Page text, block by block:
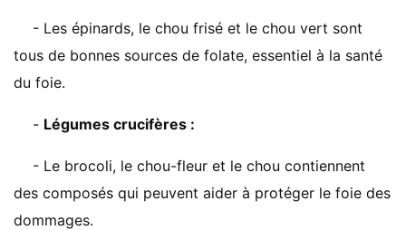
- Les épinards, le chou frisé et le chou vert sont
tous de bonnes sources de folate, essentiel à la santé
du foie.
- Légumes crucifères :
- Le brocoli, le chou-fleur et le chou contiennent
des composés qui peuvent aider à protéger le foie des
dommages.